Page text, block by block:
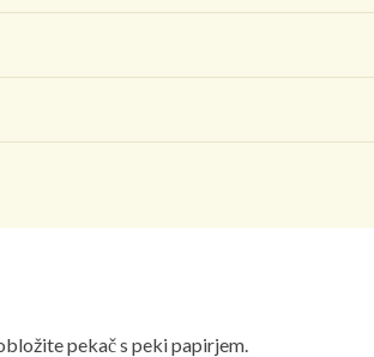
pekač s peki papirjem.